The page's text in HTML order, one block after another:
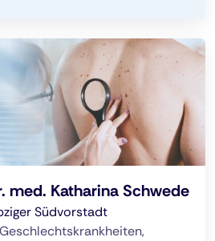
med. Katharina Schwede
Südvorstadt